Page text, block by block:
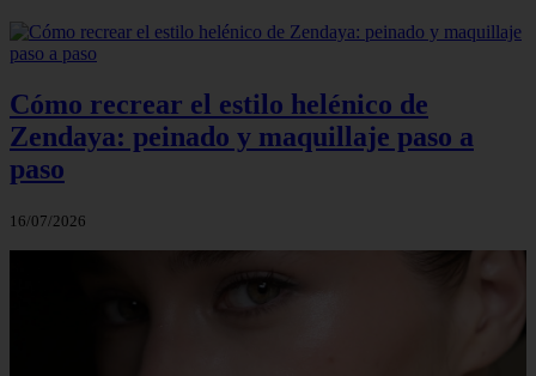
Cómo recrear el estilo helénico de
Zendaya: peinado y maquillaje paso a
paso
16/07/2026